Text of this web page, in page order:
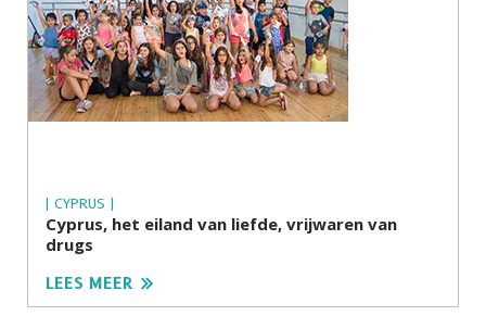
| CYPRUS |
Cyprus, het eiland van liefde, vrijwaren van
drugs
LEES MEER